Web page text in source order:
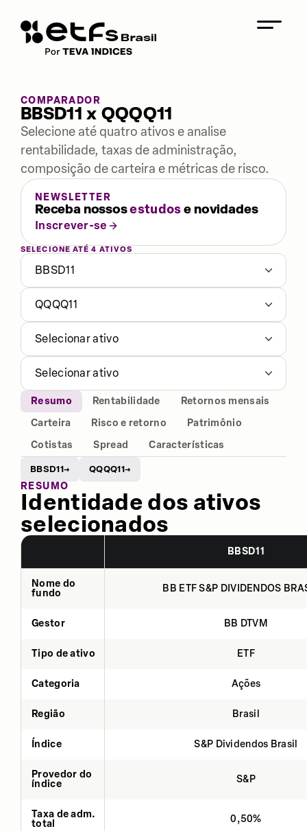
COMPARADOR
BBSD11 x QQQQ11
Selecione até quatro ativos e analise
rentabilidade, taxas de administração,
composição de carteira e métricas de risco.
NEWSLETTER
Receba nossosestudose novidades
Inscrever-se
SELECIONE ATÉ 4 ATIVOS
BBSD11
QQQQ11
Selecionar ativo
Selecionar ativo
Resumo Rentabilidade
Retornos mensais
Carteira
Risco e retorno
Patrimônio
Cotistas
Spread Características
BBSD11→ QQQQ11→
RESUMO
Identidade dos ativos
selecionados
BBSD11
Nome do
fundo
BB ETF S&P DIVIDENDOS
Gestor BB DTVM
Tipo de ativo ETF
Categoria Ações
Região Brasil
Índice S&P Dividendos Brasil
Provedor do
índice
S&P
Taxa de adm.
total
0,50%